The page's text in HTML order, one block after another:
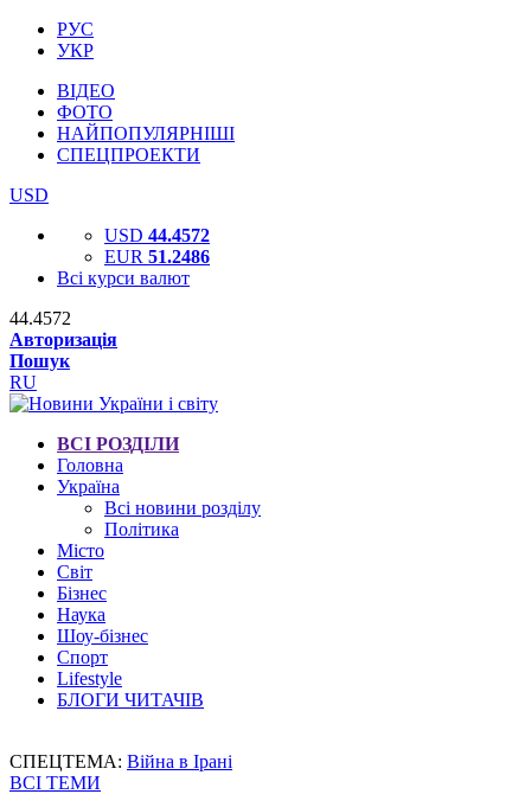
РУС
УКР
ВІДЕО
ФОТО
НАЙПОПУЛЯРНІШІ
СПЕЦПРОЕКТИ
USD
USD 44.4572
EUR 51.2486
Всі курси валют
44.4572
Авторизація
Пошук
RU
ВСІ РОЗДІЛИ
Головна
Україна
Всі новини розділу
Політика
Місто
Світ
Бізнес
Наука
Шоу-бізнес
Спорт
Lifestyle
БЛОГИ ЧИТАЧІВ
СПЕЦТЕМА: Війна в Ірані
ВСІ ТЕМИ